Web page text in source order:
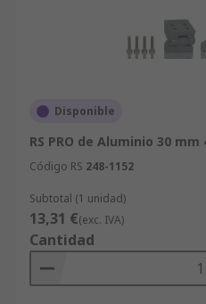
Disponible
RS PRO de Aluminio 30 mm
Código RS 248-1152
Subtotal (1 unidad)
13,31 €(exc. IVA)
Cantidad